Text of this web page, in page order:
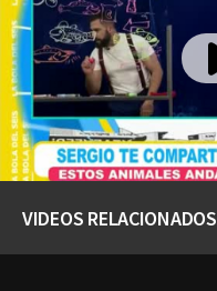
VIDEOS RELACIONADOS